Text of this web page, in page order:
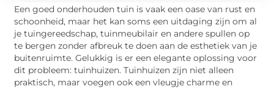
Een goed onderhouden tuin is vaak een oase van rust en
schoonheid, maar het kan soms een uitdaging zijn om al
je tuingereedschap, tuinmeubilair en andere spullen op
te bergen zonder afbreuk te doen aan de esthetiek van je
buitenruimte. Gelukkig is er een elegante oplossing voor
dit probleem: tuinhuizen. Tuinhuizen zijn niet alleen
praktisch, maar voegen ook een vleugje charme en